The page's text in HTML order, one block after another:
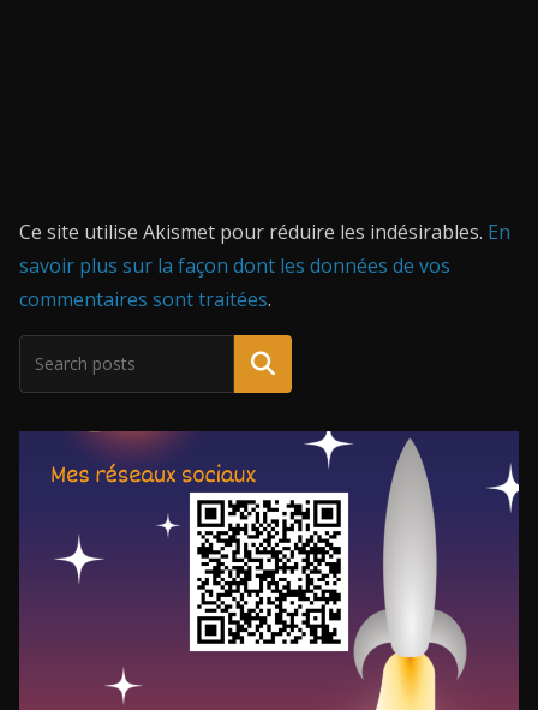
Ce site utilise Akismet pour réduire les indésirables. En
savoir plus sur la façon dont les données de vos
commentaires sont traitées.